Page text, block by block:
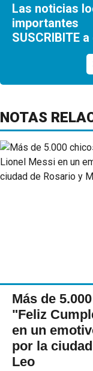
Las noticias
importantes
SUSCRIBITE
NOTAS
Más de
"Feliz
en un
por la
Leo